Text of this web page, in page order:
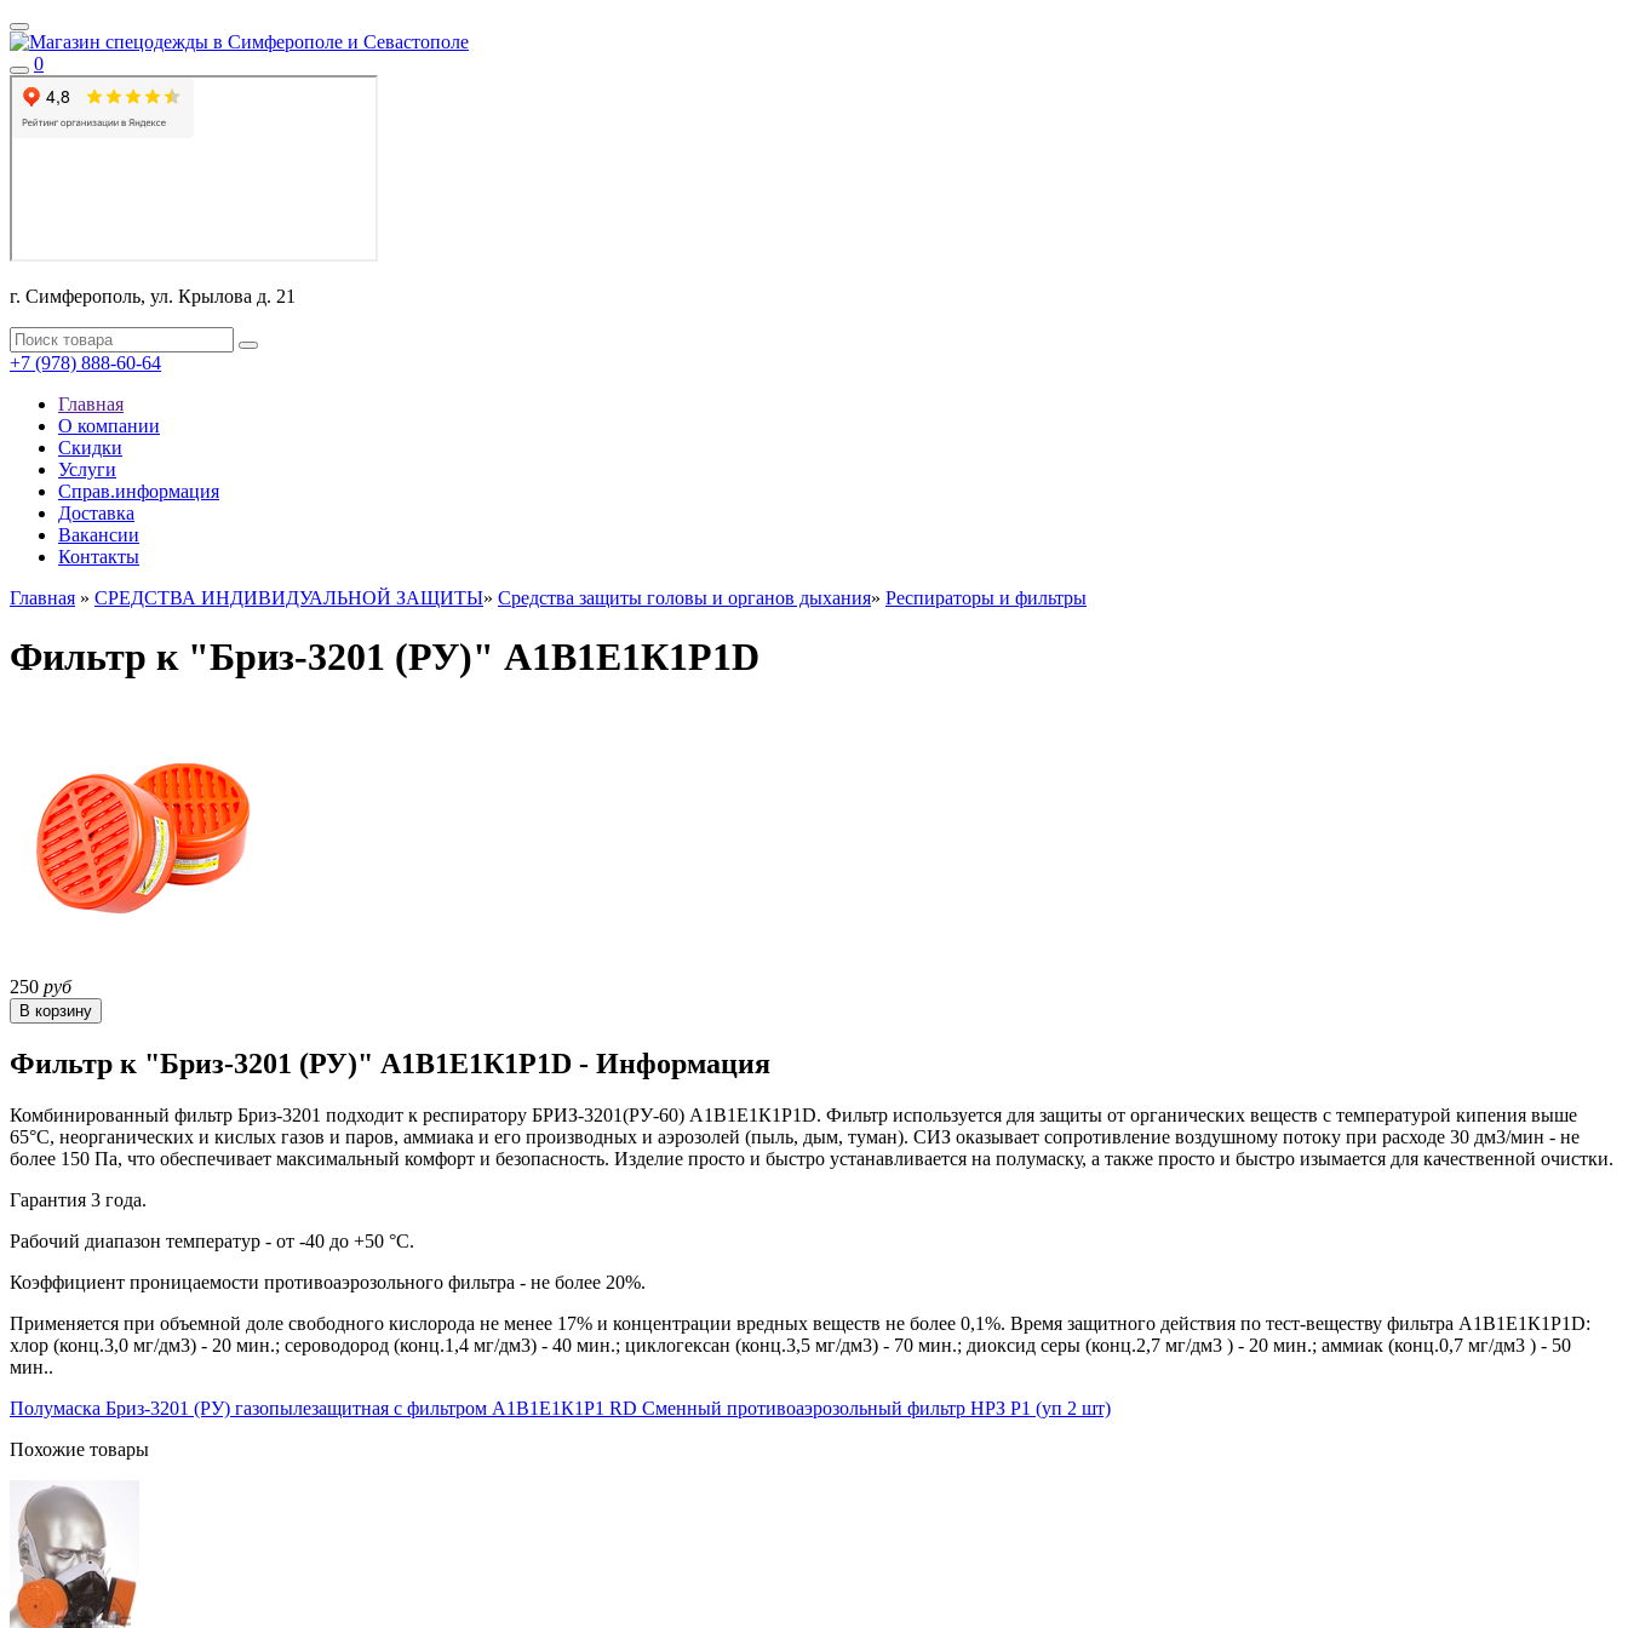
0
г. Симферополь, ул. Крылова д. 21
+7 (978) 888-60-64
Главная
О компании
Скидки
Услуги
Справ.информация
Доставка
Вакансии
Контакты
Главная » СРЕДСТВА ИНДИВИДУАЛЬНОЙ ЗАЩИТЫ» Средства защиты головы и органов дыхания» Респираторы и фильтры
Фильтр к "Бриз-3201 (РУ)" А1В1Е1К1Р1D
250 руб
Фильтр к "Бриз-3201 (РУ)" А1В1Е1К1Р1D - Информация
Комбинированный фильтр Бриз-3201 подходит к респиратору БРИЗ-3201(РУ-60) А1В1Е1К1P1D. Фильтр используется для защиты от органических веществ с температурой кипения выше
65°C, неорганических и кислых газов и паров, аммиака и его производных и аэрозолей (пыль, дым, туман). СИЗ оказывает сопротивление воздушному потоку при расходе 30 дм3/мин - не
более 150 Па, что обеспечивает максимальный комфорт и безопасность. Изделие просто и быстро устанавливается на полумаску, а также просто и быстро изымается для качественной очистки.
Гарантия 3 года.
Рабочий диапазон температур - от -40 до +50 °С.
Коэффициент проницаемости противоаэрозольного фильтра - не более 20%.
Применяется при объемной доле свободного кислорода не менее 17% и концентрации вредных веществ не более 0,1%. Время защитного действия по тест-веществу фильтра А1В1Е1К1P1D:
хлор (конц.3,0 мг/дм3) - 20 мин.; сероводород (конц.1,4 мг/дм3) - 40 мин.; циклогексан (конц.3,5 мг/дм3) - 70 мин.; диоксид серы (конц.2,7 мг/дм3 ) - 20 мин.; аммиак (конц.0,7 мг/дм3 ) - 50
мин..
Полумаска Бриз-3201 (РУ) газопылезащитная с фильтром А1В1Е1К1Р1 RD Сменный противоаэрозольный фильтр НРЗ Р1 (уп 2 шт)
Похожие товары